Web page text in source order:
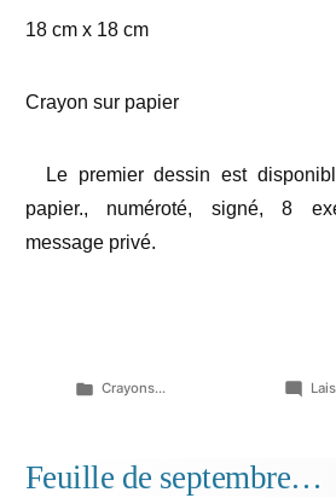
18 cm x 18 cm
Crayon sur papier
Le premier dessin est
papier., numéroté, signé, 8
message privé.
Publié
Crayons...
Feuille de septembre…